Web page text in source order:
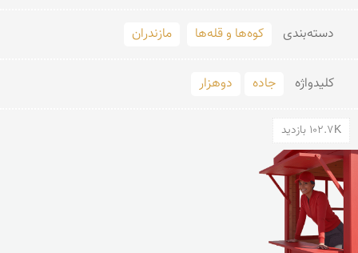
دسته‌بندی کوه‌ها و قله‌ها مازندران
کلید‌واژه جاده دوهزار
102.7K بازدید